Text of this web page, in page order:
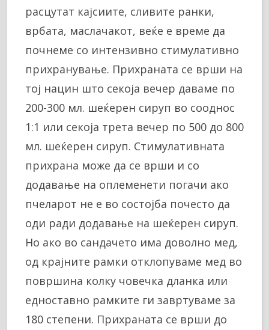
расцутат кајсиите, сливите ранки,
врбата, маслачакот, веќе е време да
почнеме со интензивно стимулативно
прихранување. Прихраната се врши на
тој нацин што секоја вечер даваме по
200-300 мл. шеќерен сируп во сооднос
1:1 или секоја трета вечер по 500 до 800
мл. шеќерен сируп. Стимулативната
прихрана може да се врши и со
додавање на оплеменети погачи ако
пчеларот не е во состојба почесто да
оди ради додавање на шеќерен сируп.
Но ако во сандачето има доволно мед,
од крајните рамки отклопуваме мед во
површина колку човечка дланка или
едноставно рамките ги завртуваме за
180 степени. Прихраната се врши до